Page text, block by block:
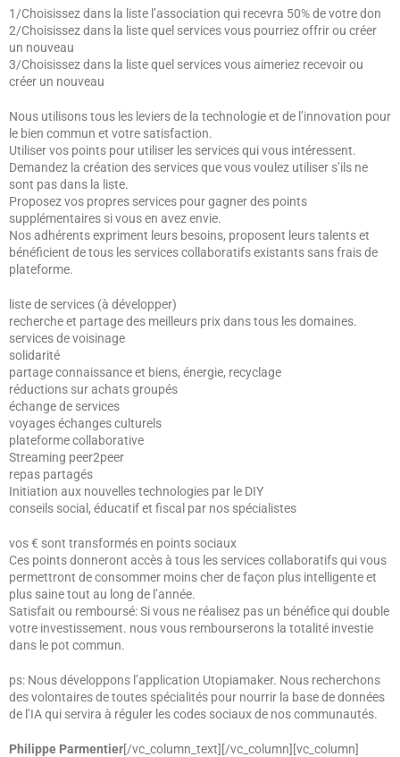
1/Choisissez dans la liste l’association qui recevra 50% de votre don
2/Choisissez dans la liste quel services vous pourriez offrir ou créer
un nouveau
3/Choisissez dans la liste quel services vous aimeriez recevoir ou
créer un nouveau
Nous utilisons tous les leviers de la technologie et de l’innovation pour
le bien commun et votre satisfaction.
Utiliser vos points pour utiliser les services qui vous intéressent.
Demandez la création des services que vous voulez utiliser s’ils ne
sont pas dans la liste.
Proposez vos propres services pour gagner des points
supplémentaires si vous en avez envie.
Nos adhérents expriment leurs besoins, proposent leurs talents et
bénéficient de tous les services collaboratifs existants sans frais de
plateforme.
liste de services (à développer)
recherche et partage des meilleurs prix dans tous les domaines.
services de voisinage
solidarité
partage connaissance et biens, énergie, recyclage
réductions sur achats groupés
échange de services
voyages échanges culturels
plateforme collaborative
Streaming peer2peer
repas partagés
Initiation aux nouvelles technologies par le DIY
conseils social, éducatif et fiscal par nos spécialistes
vos € sont transformés en points sociaux
Ces points donneront accès à tous les services collaboratifs qui vous
permettront de consommer moins cher de façon plus intelligente et
plus saine tout au long de l’année.
Satisfait ou remboursé: Si vous ne réalisez pas un bénéfice qui double
votre investissement. nous vous rembourserons la totalité investie
dans le pot commun.
ps: Nous développons l’application Utopiamaker. Nous recherchons
des volontaires de toutes spécialités pour nourrir la base de données
de l’IA qui servira à réguler les codes sociaux de nos communautés.
Philippe Parmentier[/vc_column_text][/vc_column][vc_column]